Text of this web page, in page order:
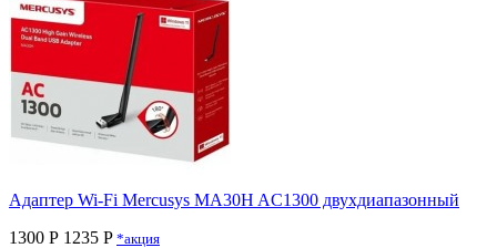
Адаптер Wi-Fi Mercusys MA30H AC1300 двухдиапазонный
1300 Р 1235 P *акция